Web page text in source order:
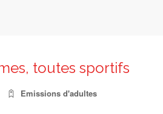
toutes sportifs
Emissions d'adultes